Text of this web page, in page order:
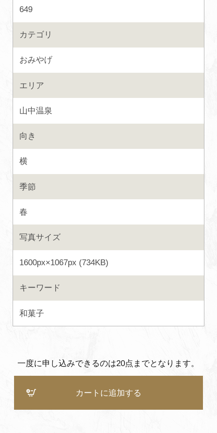
加賀に泊まって！北陸巡り♪
ご当地グルメ
加賀 旅先納税
FAQ
パンフレットダウンロード
よくあるご質問・お問い合わせ
プライバシーポリシー
649
カテゴリ
おみやげ
エリア
山中温泉
向き
横
季節
春
写真サイズ
1600px×1067px (734KB)
キーワード
和菓子
一度に申し込みできるのは20点までとなります。
カートに追加する